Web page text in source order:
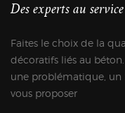
Des experts au
Faites le choix de la
décoratifs liés au béton.
une problématique, un
vous proposer